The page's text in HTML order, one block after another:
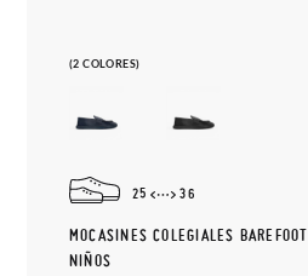
(2 COLORES)
25 36
MOCASINES COLEGIALES BAREFOOT
NIÑOS